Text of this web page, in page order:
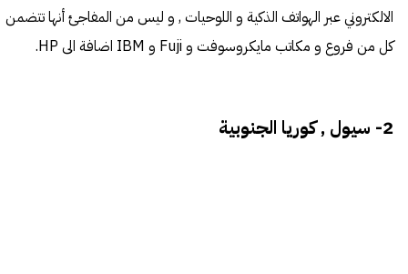
الالكتروني عبر الهواتف الذكية و اللوحيات , و ليس من المفاجئ أنها تتضمن
كل من فروع و مكاتب مايكروسوفت و Fuji و IBM اضافة الى HP.
2- سيول , كوريا الجنوبية